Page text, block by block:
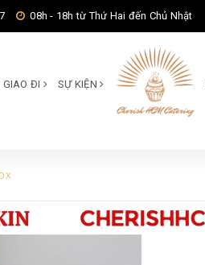
08h - 18h từ Thứ Hai đến Chủ Nhật
GIAO ĐI SỰ KIỆN